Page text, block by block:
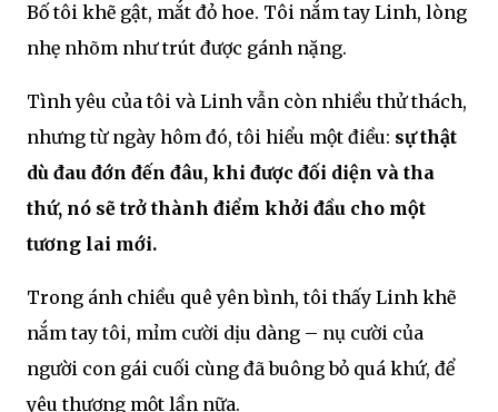
Bố tôi khẽ gật, mắt đỏ hoe. Tôi nắm tay Linh, lòng
nhẹ nhõm như trút được gánh nặng.
Tình yêu của tôi và Linh vẫn còn nhiều thử thách,
nhưng từ ngày hôm đó, tôi hiểu một điều: sự thật
dù đau đớn đến đâu, khi được đối diện và tha
thứ, nó sẽ trở thành điểm khởi đầu cho một
tương lai mới.
Trong ánh chiều quê yên bình, tôi thấy Linh khẽ
nắm tay tôi, mỉm cười dịu dàng – nụ cười của
người con gái cuối cùng đã buông bỏ quá khứ, để
yêu thương một lần nữa.